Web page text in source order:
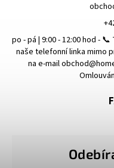
po - pá | 9:00 - 12:00 hod -
naše telefonní linka mimo
na e-mail